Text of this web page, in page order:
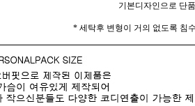
기본디자인으로 단
* 세탁후 변형이 거의 없도록 침